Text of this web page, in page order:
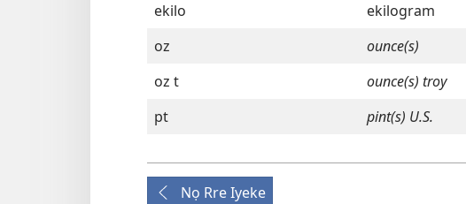
ekilo
ekilogram
oz
ounce(s)
oz t
ounce(s) troy
pt
pint(s) U.S.
Nọ Rre Iyeke